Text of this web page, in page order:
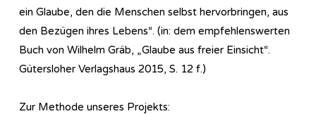
ein Glaube, den die Menschen selbst hervorbringen, aus
den Bezügen ihres Lebens“. (in: dem empfehlenswerten
Buch von Wilhelm Gräb, „Glaube aus freier Einsicht“.
Gütersloher Verlagshaus 2015, S. 12 f.)
Zur Methode unseres Projekts: